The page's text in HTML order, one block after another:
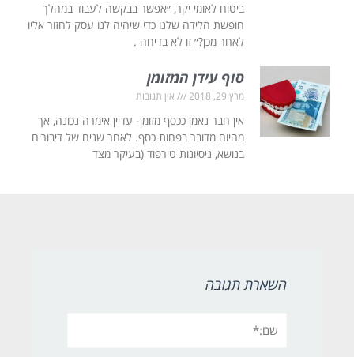
ביטוח לאומי יקר, ״אפשר בבקשה לעבוד במהלך
חופשת הלידה שלנו כדי שיהיה לנו עסק לחזור אליו
לאחר מכן?״ זו לא בדיחה .
סוף עידן המזומן
מרץ 29, 2018 אין תגובות
אין חבר נאמן ככסף מזומן- עדיין אימרה נכונה, אך
מהיום מדובר בפחות כסף. לאחר שנים של דיבורים
בנושא, ניסיונות טירפוד (בעיקר מצד
השארת תגובה